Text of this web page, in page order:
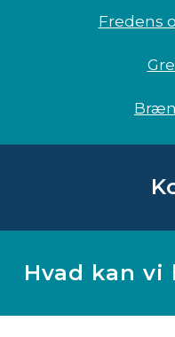
Fredens
Hvad kan